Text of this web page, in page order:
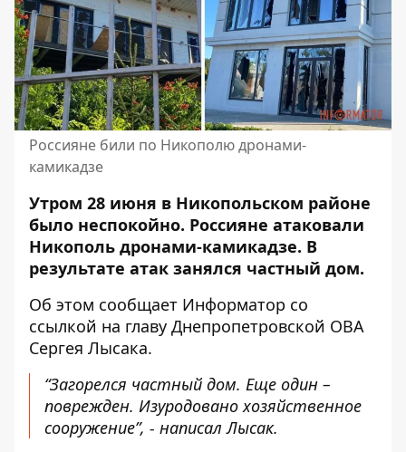
Россияне били по Никополю дронами-
камикадзе
Утром 28 июня в Никопольском районе
было неспокойно. Россияне атаковали
Никополь дронами-камикадзе. В
результате атак занялся частный дом.
Об этом сообщает Информатор со
ссылкой на главу Днепропетровской ОВА
Сергея Лысака.
“Загорелся частный дом. Еще один –
поврежден. Изуродовано хозяйственное
сооружение”, - написал Лысак.